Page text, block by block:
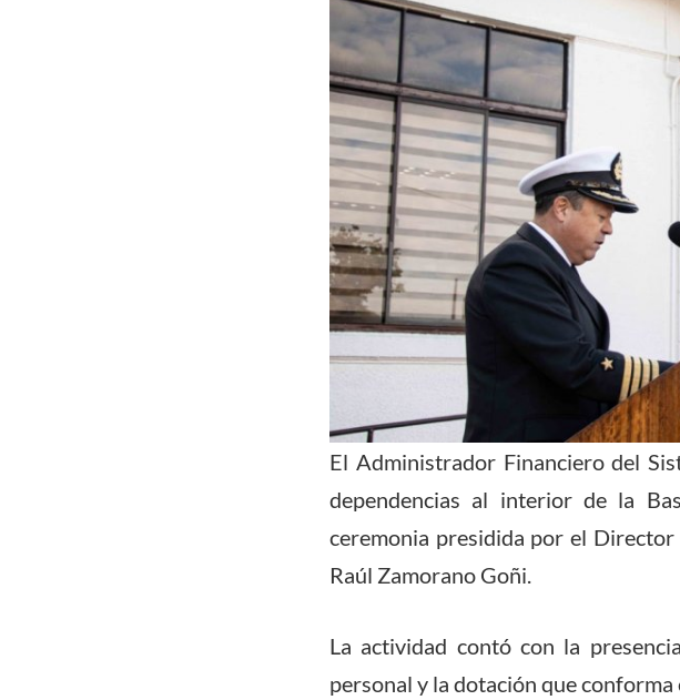
El Administrador Financiero del
dependencias al interior de la
ceremonia presidida por el
Raúl Zamorano Goñi.
La actividad contó con la
personal y la dotación que conforma